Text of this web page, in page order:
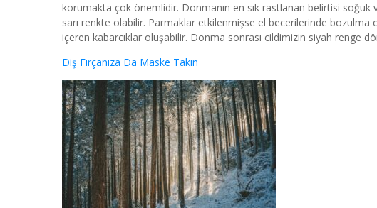
korumakta çok önemlidir. Donmanın en sık rastlanan belirtisi
sarı renkte olabilir. Parmaklar etkilenmişse el becerilerinde bozulma
içeren kabarcıklar oluşabilir. Donma sonrası cildimizin siyah renge
Diş Fırçanıza Da Maske Takın